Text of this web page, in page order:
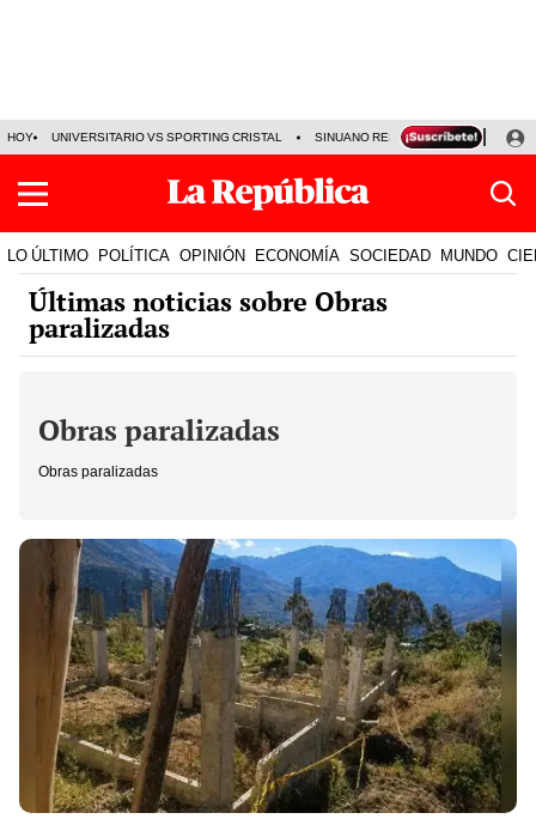
HOY UNIVERSITARIO VS SPORTING CRISTAL SINUANO RESULTADOS HOY
LO ÚLTIMO POLÍTICA OPINIÓN ECONOMÍA SOCIEDAD MUNDO
Últimas noticias sobre Obras
paralizadas
Obras paralizadas
Obras paralizadas